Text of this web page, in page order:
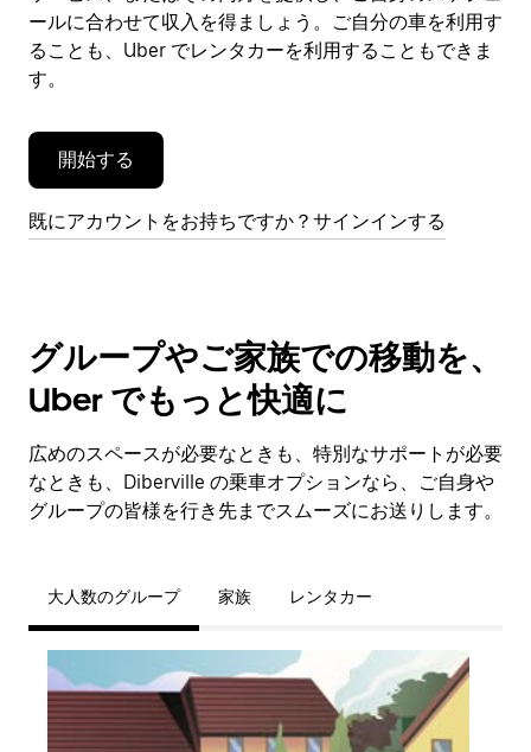
閉
じ
ま
す。
ールに合わせて収入を得ましょう。ご自分の車を利用す
ることも、Uber でレンタカーを利用することもできま
す。
開始する
既にアカウントをお持ちですか？サインインする
グループやご家族での移動を、
Uber でもっと快適に
広めのスペースが必要なときも、特別なサポートが必要
なときも、Diberville の乗車オプションなら、ご自身や
グループの皆様を行き先までスムーズにお送りします。
大人数のグループ 家族 レンタカー